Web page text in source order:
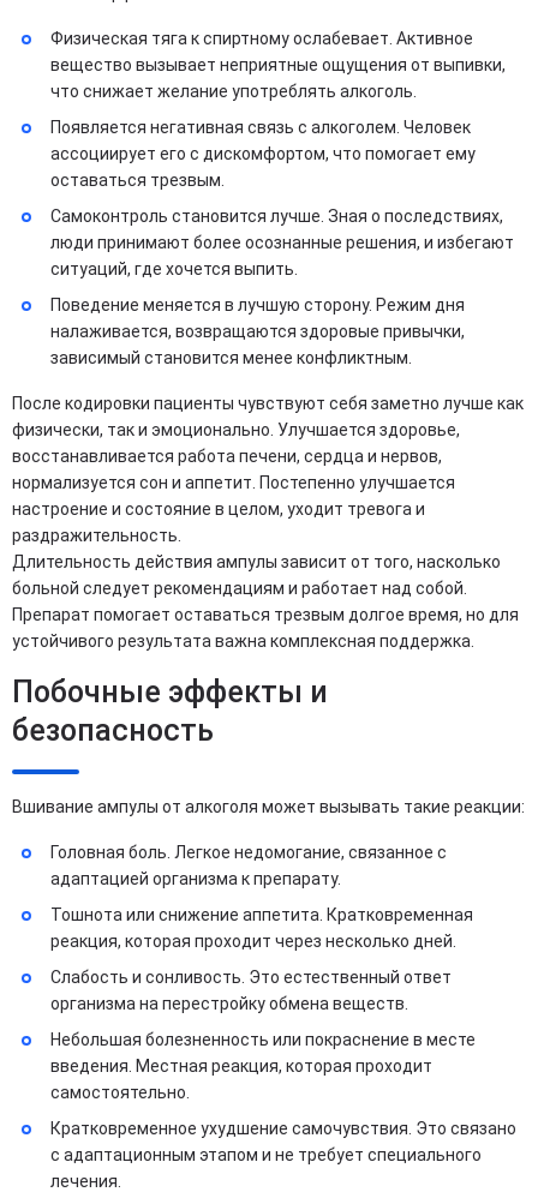
Физическая тяга к спиртному ослабевает. Активное
вещество вызывает неприятные ощущения от выпивки,
что снижает желание употреблять алкоголь.
Появляется негативная связь с алкоголем. Человек
ассоциирует его с дискомфортом, что помогает ему
оставаться трезвым.
Самоконтроль становится лучше. Зная о последствиях,
люди принимают более осознанные решения, и избегают
ситуаций, где хочется выпить.
Поведение меняется в лучшую сторону. Режим дня
налаживается, возвращаются здоровые привычки,
зависимый становится менее конфликтным.
После кодировки пациенты чувствуют себя заметно лучше как
физически, так и эмоционально. Улучшается здоровье,
восстанавливается работа печени, сердца и нервов,
нормализуется сон и аппетит. Постепенно улучшается
настроение и состояние в целом, уходит тревога и
раздражительность.
Длительность действия ампулы зависит от того, насколько
больной следует рекомендациям и работает над собой.
Препарат помогает оставаться трезвым долгое время, но для
устойчивого результата важна комплексная поддержка.
Побочные эффекты и
безопасность
Вшивание ампулы от алкоголя может вызывать такие реакции:
Головная боль. Легкое недомогание, связанное с
адаптацией организма к препарату.
Тошнота или снижение аппетита. Кратковременная
реакция, которая проходит через несколько дней.
Слабость и сонливость. Это естественный ответ
организма на перестройку обмена веществ.
Небольшая болезненность или покраснение в месте
введения. Местная реакция, которая проходит
самостоятельно.
Кратковременное ухудшение самочувствия. Это связано
с адаптационным этапом и не требует специального
лечения.